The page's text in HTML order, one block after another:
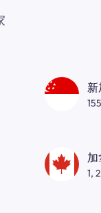
新
加
1,